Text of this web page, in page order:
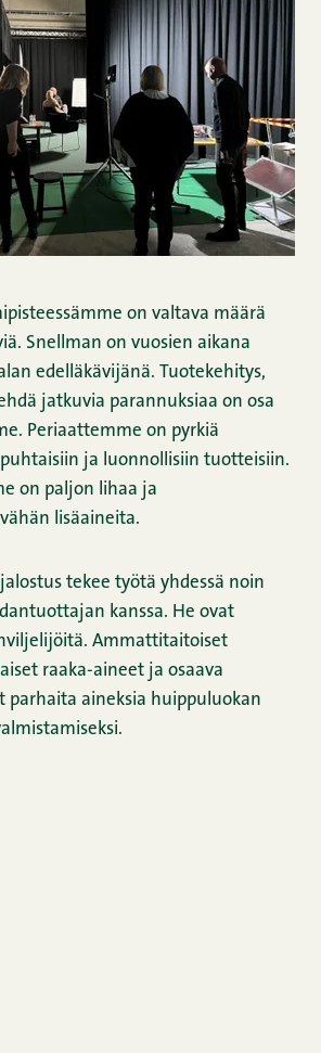
on valtava määrä
Snellman on vuosien aikana
edelläkävijänä. Tuotekehitys,
jatkuvia parannuksiaa on osa
Periaattemme on pyrkiä
ja luonnollisiin tuotteisiin.
on paljon lihaa ja
lisäaineita.
tekee työtä yhdessä noin
kanssa. He ovat
Ammattitaitoiset
raaka-aineet ja osaava
parhaita aineksia huippuluokan